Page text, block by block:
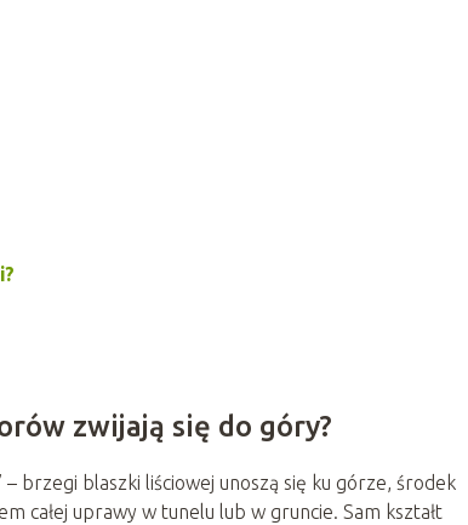
zwijają się do góry?
brzegi blaszki liściowej unoszą się ku górze, środek
całej uprawy w tunelu lub w gruncie. Sam kształt